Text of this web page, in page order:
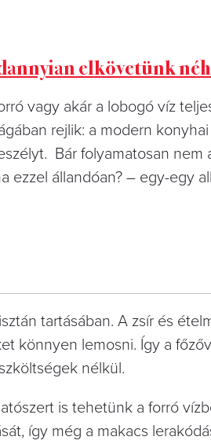
elkövetünk
vagy akár a lobogó víz
rejlik: a modern
Bár folyamatosan nem
ezzel állandóan? – egy-egy
tartásában. A zsír és
könnyen lemosni. Így a
nélkül.
is tehetünk a forró
így még a makacs